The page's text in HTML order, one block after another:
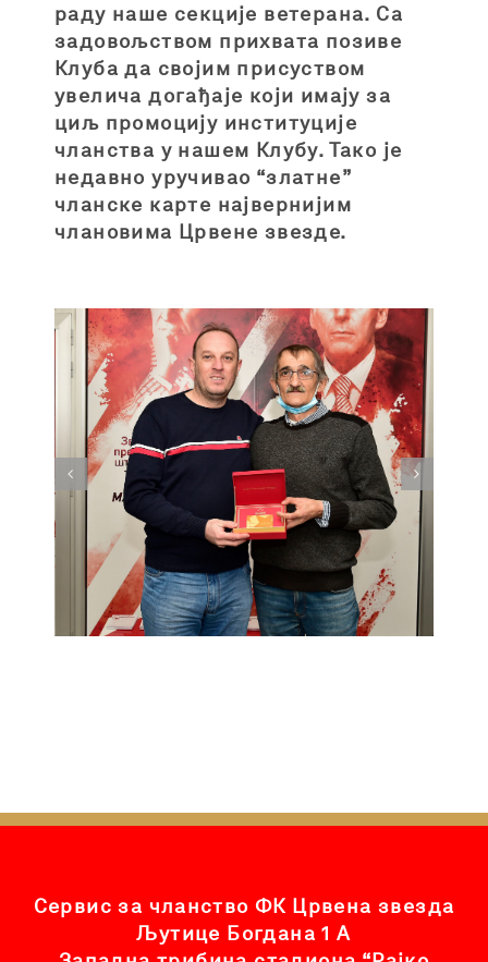
раду наше секције ветерана. Са
задовољством прихвата позиве
Клуба да својим присуством
увелича догађаје који имају за
циљ промоцију институције
чланства у нашем Клубу. Тако је
недавно уручивао “златне”
чланске карте највернијим
члановима Црвене звезде.
Сервис за чланство ФК Црвена звезда
Љутице Богдана 1 А